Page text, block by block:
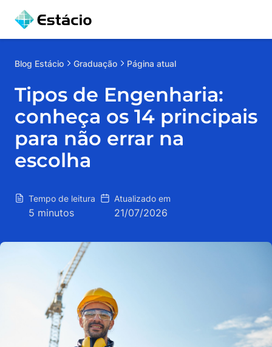
Blog Estácio Graduação Página atual
Tipos de Engenharia:
conheça os 14 principais
para não errar na
escolha
Tempo de leitura
5 minutos
Atualizado em
21/07/2026